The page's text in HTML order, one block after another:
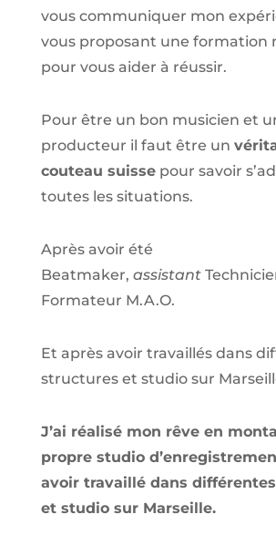
vous communiquer mon
vous proposant une formation
pour vous aider à réussir.
Pour être un bon musicien et
producteur il faut être un
couteau suissepour savoir
toutes les situations.
Après avoir été
Beatmaker, assistant
Formateur M.A.O.
Et après avoir travaillés dans
structures et studio sur
J’ai réalisé mon rêve en
propre studio
avoir travaillé dans
et studio sur Marseille.